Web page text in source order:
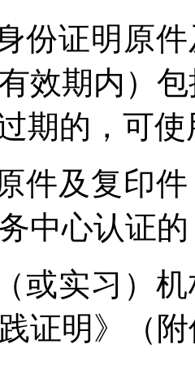
份证明原
效期内）
期的， 可使
件及复印
中心认证
或实习）
证明》（